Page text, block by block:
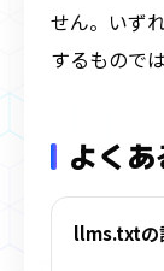
せん。いず
するもので
よく
llms.txtの